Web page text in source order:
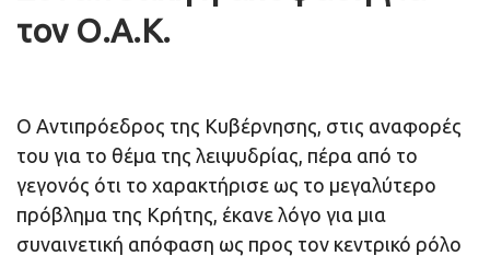
τον Ο.Α.Κ.
Ο Αντιπρόεδρος της Κυβέρνησης, στις αναφορές
του για το θέμα της λειψυδρίας, πέρα από το
γεγονός ότι το χαρακτήρισε ως το μεγαλύτερο
πρόβλημα της Κρήτης, έκανε λόγο για μια
συναινετική απόφαση ως προς τον κεντρικό ρόλο